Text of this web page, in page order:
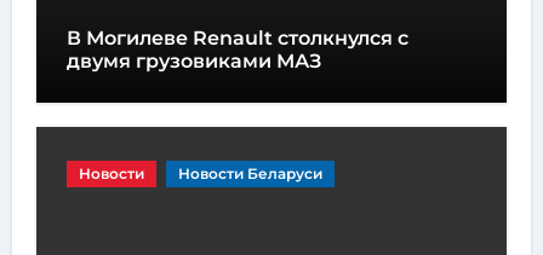
В Могилеве Renault столкнулся с
двумя грузовиками МАЗ
Новости Новости Беларуси